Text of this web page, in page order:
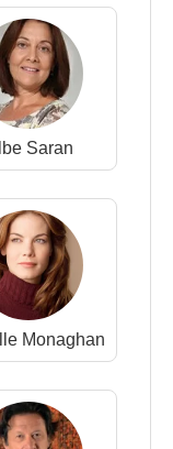
Saran
Monaghan